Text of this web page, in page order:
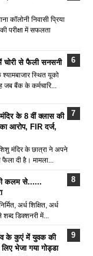
कॉलोनी निवासी प्रिया
परीक्षा में सफलता
चोरी से फैली सनसनी
स्थित यूको
जब बैंक के कर्मचारि...
के 8 वीं क्लास की
आरोप, FIR दर्ज,
मंदिर के छात्रा ने अपने
दी है। मामला...
कलम से......
अर्ध शिक्षित, अर्ध
डिक्शनरी में...
के कुएं में युवक की
भेजा गया गोड्डा